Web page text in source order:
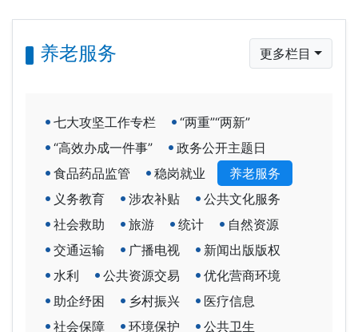
养老服务 更多栏目
七大攻坚工作专栏
“两重”“两新”
“高效办成一件事”
政务公开主题日
食品药品监管
稳岗就业
养老服务
义务教育
涉农补贴
公共文化服务
社会救助
旅游 统计
自然资源
交通运输
广播电视
新闻出版版权
水利
公共资源交易
优化营商环境
助企纾困
乡村振兴
医疗信息
社会保障
环境保护
公共卫生